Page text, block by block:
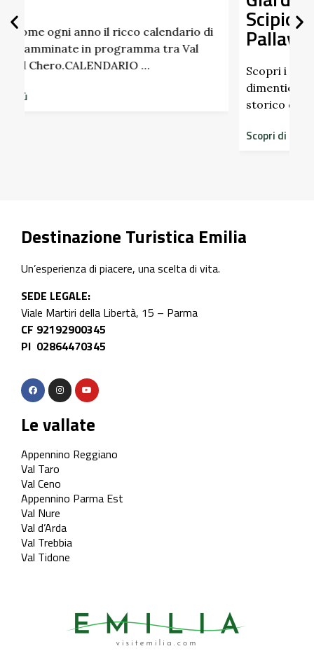
Pallavicino
Scopri i profumi inaspettati di erbe e frutti
dimenticati radicati da secoli. Nel giardino
Destinazione Turistica Emilia
Un’esperienza di piacere, una scelta di vita.
SEDE LEGALE:
Viale Martiri della Libertà, 15 – Parma
CF 92192900345
PI 02864470345
Le vallate
Appennino Reggiano
Val Taro
Val Ceno
Appennino Parma Est
Val Nure
Val d’Arda
Val Trebbia
Val Tidone